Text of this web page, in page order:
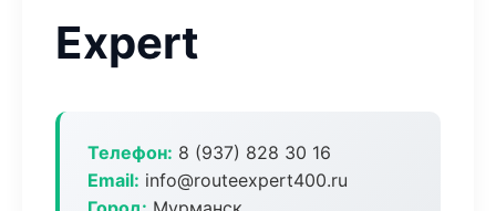
Expert
Телефон: 8 (937) 828 30 16
Email: info@routeexpert400.ru